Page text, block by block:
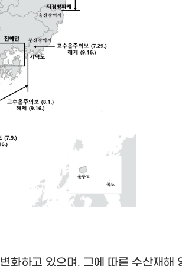
화하고 있으며, 그에 따른 수산재해